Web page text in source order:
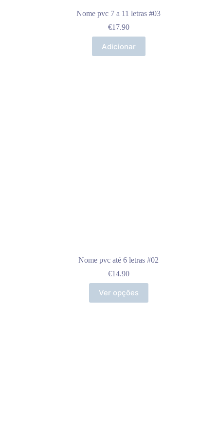
Nome pvc 7 a 11 letras #03
€17.90
Adicionar
Nome pvc até 6 letras #02
€14.90
Ver opções